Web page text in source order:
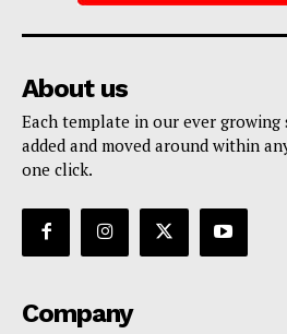
About us
Each template in our ever growing
added and moved around within
one click.
Company